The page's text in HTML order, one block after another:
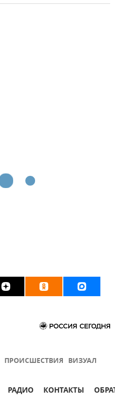
ПРОИСШЕСТВИЯ ВИЗУАЛ
РАДИО КОНТАКТЫ